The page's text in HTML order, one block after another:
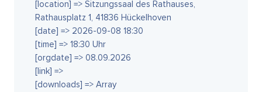
[location] => Sitzungssaal des Rathauses,
Rathausplatz 1, 41836 Hückelhoven
[date] => 2026-09-08 18:30
[time] => 18:30 Uhr
[orgdate] => 08.09.2026
[link] =>
[downloads] => Array